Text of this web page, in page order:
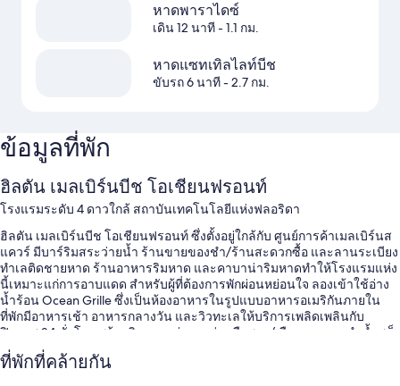
หาดพาราไดซ์
เดิน 12 นาที- 1.1 กม.
หาดแซทเทิลไลท์บีช
ขับรถ 6 นาที- 2.7 กม.
ข้อมูลที่พัก
ฮิลตัน เมลเบิร์นบีช โอเชียนฟรอนท์
โรงแรมระดับ 4 ดาวใกล้ สถาบันเทคโนโลยีแห่งฟลอริดา
ฮิลตัน เมลเบิร์นบีช โอเชียนฟรอนท์ ซึ่งตั้งอยู่ใกล้กับ ศูนย์การค้าเมลเบิร์นส
แควร์ มีบาร์ริมสระว่ายน้ำ ร้านขายของชำ/ร้านสะดวกซื้อ และลานระเบียง
ทำเลติดชายหาด ร้านอาหารริมหาด และคาบาน่าริมหาดทำให้โรงแรมแห่ง
นี้เหมาะแก่การอาบแดด สำหรับผู้ที่ต้องการพักผ่อนหย่อนใจ ลองเข้าใช้อ่าง
น้ำร้อน Ocean Grille ซึ่งเป็นห้องอาหารในรูปแบบอาหารอเมริกันภายใน
ที่พักมีอาหารเช้า อาหารกลางวัน และวิวทะเลให้บริการเพลิดเพลินกับ
ฟิตเนส 24 ชั่วโมง พร้อมกิจกรรมต่างๆ เช่น เรือพาย/เรือแคนู, การดําน้ำสน็
อกเกิล และกระดานโต้คลื่น/บอดี้บอร์ด นอกเหนือจากบริการซักรีด/ซักแห้ง
และลานกิจกรรมกลางแจ้ง ผู้เข้าพักยังสามารถเชื่อมต่อWi-Fi ฟรีในห้องพัก
ที่พักที่คล้ายกัน